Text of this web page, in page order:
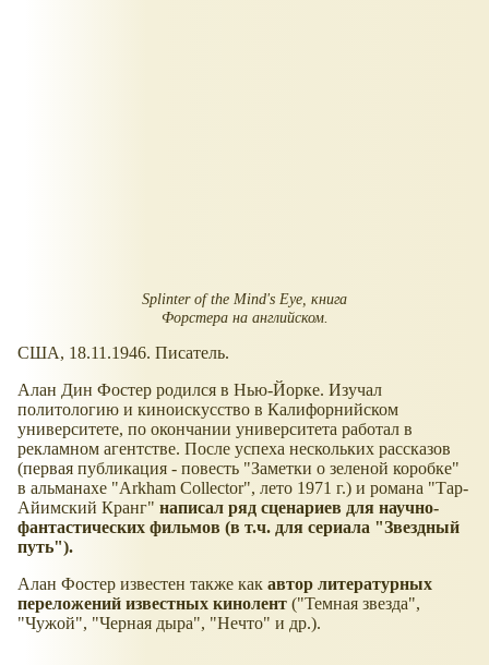
Splinter of the Mind's Eye, книга
Форстера на английском.
США, 18.11.1946. Писатель.
Алан Дин Фостер родился в Нью-Йорке. Изучал
политологию и киноискусство в Калифорнийском
университете, по окончании университета работал в
рекламном агентстве. После успеха нескольких рассказов
(первая публикация - повесть "Заметки о зеленой коробке"
в альманахе "Arkham Collector", лето 1971 г.) и романа "Тар-
Айимский Кранг" написал ряд сценариев для научно-
фантастических фильмов (в т.ч. для сериала "Звездный
путь").
Алан Фостер известен также как автор литературных
переложений известных кинолент ("Темная звезда",
"Чужой", "Черная дыра", "Нечто" и др.).